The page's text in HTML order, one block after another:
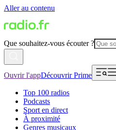
Aller au contenu
Que souhaitez-vous écouter ?
Ouvrir l'appDécouvrir Prime
Top 100 radios
Podcasts
Sport en direct
À proximité
Genres musicaux